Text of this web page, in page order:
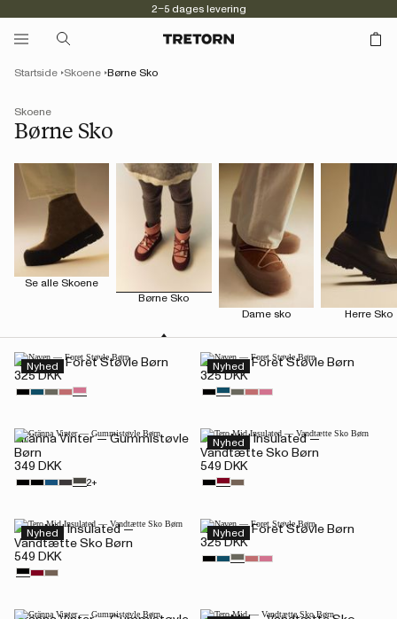
2–5 dages levering
Skoene
Børne Sko
Startside Skoene Børne Sko
Se alle Skoene
Børne Sko
Dame sko
Herre Sko
Nyhed
Naven — Foret Støvle Børn
325 DKK
Nyhed
Naven — Foret Støvle Børn
325 DKK
Gränna Vinter — Gummistøvle
Børn
349 DKK
2+
Nyhed
Tero Mid Insulated —
Vandtætte Sko Børn
549 DKK
Nyhed
Tero Mid Insulated —
Vandtætte Sko Børn
549 DKK
Nyhed
Naven — Foret Støvle Børn
325 DKK